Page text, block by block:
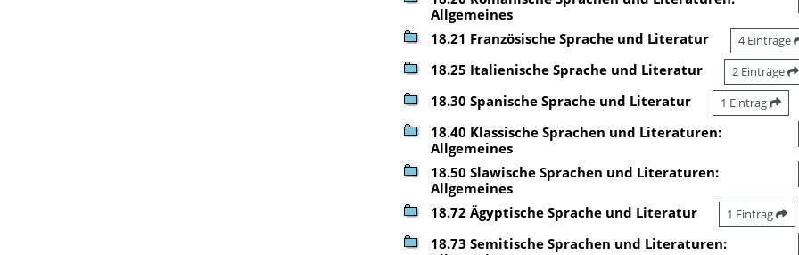
Allgemeines
18.21 Französische Sprache und Literatur 4 Einträge
18.25 Italienische Sprache und Literatur 2 Einträge
18.30 Spanische Sprache und Literatur 1 Eintrag
18.40 Klassische Sprachen und Literaturen:
Allgemeines
18.50 Slawische Sprachen und Literaturen:
Allgemeines
18.72 Ägyptische Sprache und Literatur 1 Eintrag
18.73 Semitische Sprachen und Literaturen: